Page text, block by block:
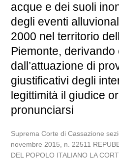
acque e dei suoli
degli eventi
2000 nel territorio
Piemonte, derivando
dall’attuazione di
giustificativi degli
legittimità il giudice
pronunciarsi
Suprema Corte di Cassazione
novembre 2015, n. 22511
DEL POPOLO ITALIANO LA